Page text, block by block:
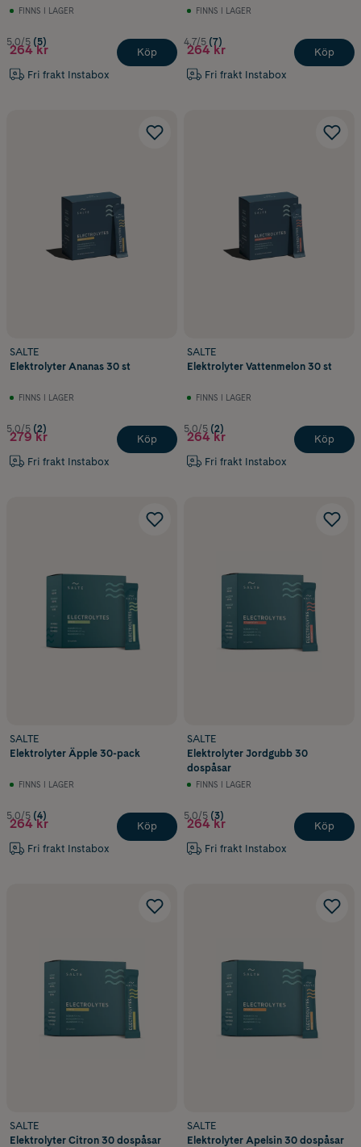
FINNS I LAGER
5.0/5 (5)
264 kr
Fri frakt Instabox
Köp
FINNS I LAGER
4.7/5 (7)
264 kr
Fri frakt Instabox
Köp
SALTE
Elektrolyter Ananas 30 st
FINNS I LAGER
5.0/5 (2)
279 kr
Fri frakt Instabox
Köp
SALTE
Elektrolyter Vattenmelon 30 st
FINNS I LAGER
5.0/5 (2)
264 kr
Fri frakt Instabox
Köp
SALTE
Elektrolyter Äpple 30-pack
FINNS I LAGER
5.0/5 (4)
264 kr
Fri frakt Instabox
Köp
SALTE
Elektrolyter Jordgubb 30
dospåsar
FINNS I LAGER
5.0/5 (3)
264 kr
Fri frakt Instabox
Köp
SALTE
Elektrolyter Citron 30 dospåsar
SALTE
Elektrolyter Apelsin 30 dospåsar